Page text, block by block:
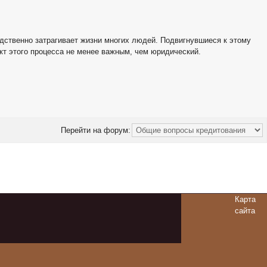
затрагивает жизни многих людей. Подвигнувшиеся к этому
этого процесса не менее важным, чем юридический.
Перейти на форум:
Карта
сайта